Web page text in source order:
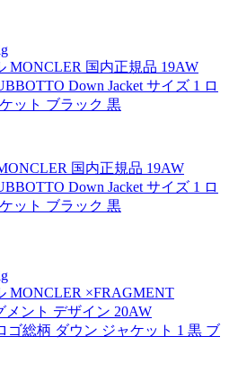
国内正規品 19AW
Down Jacket サイズ 1 ロ
ット ブラック 黒